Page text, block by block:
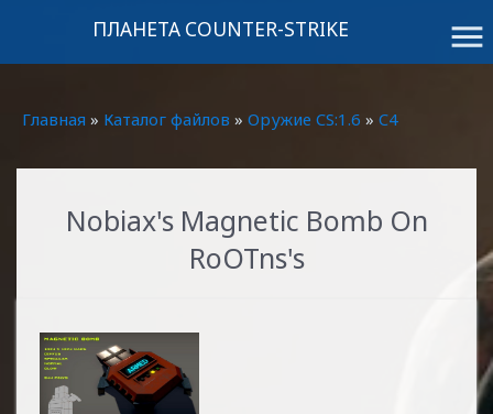
menu
ПЛАНЕТА COUNTER-STRIKE
Главная » Каталог файлов » Оружие CS:1.6 » C4
Nobiax's Magnetic Bomb On
RoOTns's